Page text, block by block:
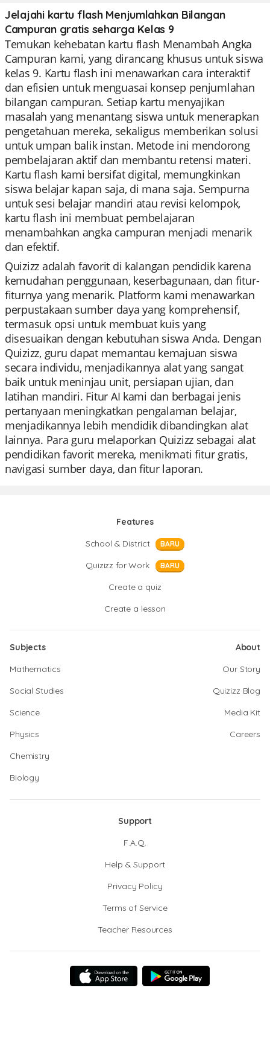
Jelajahi kartu flash Menjumlahkan Bilangan
Campuran gratis seharga Kelas 9
Temukan kehebatan kartu flash Menambah Angka
Campuran kami, yang dirancang khusus untuk siswa
kelas 9. Kartu flash ini menawarkan cara interaktif
dan efisien untuk menguasai konsep penjumlahan
bilangan campuran. Setiap kartu menyajikan
masalah yang menantang siswa untuk menerapkan
pengetahuan mereka, sekaligus memberikan solusi
untuk umpan balik instan. Metode ini mendorong
pembelajaran aktif dan membantu retensi materi.
Kartu flash kami bersifat digital, memungkinkan
siswa belajar kapan saja, di mana saja. Sempurna
untuk sesi belajar mandiri atau revisi kelompok,
kartu flash ini membuat pembelajaran
menambahkan angka campuran menjadi menarik
dan efektif.
Quizizz adalah favorit di kalangan pendidik karena
kemudahan penggunaan, keserbagunaan, dan fitur-
fiturnya yang menarik. Platform kami menawarkan
perpustakaan sumber daya yang komprehensif,
termasuk opsi untuk membuat kuis yang
disesuaikan dengan kebutuhan siswa Anda. Dengan
Quizizz, guru dapat memantau kemajuan siswa
secara individu, menjadikannya alat yang sangat
baik untuk meninjau unit, persiapan ujian, dan
latihan mandiri. Fitur AI kami dan berbagai jenis
pertanyaan meningkatkan pengalaman belajar,
menjadikannya lebih mendidik dibandingkan alat
lainnya. Para guru melaporkan Quizizz sebagai alat
pendidikan favorit mereka, menikmati fitur gratis,
navigasi sumber daya, dan fitur laporan.
Features
School & District
BARU
Quizizz for Work BARU
Create a quiz
Create a lesson
Subjects
Mathematics
Social Studies
Science
Physics
Chemistry
Biology
About
Our Story
Quizizz Blog
Media Kit
Careers
Support
F.A.Q.
Help & Support
Privacy Policy
Terms of Service
Teacher Resources